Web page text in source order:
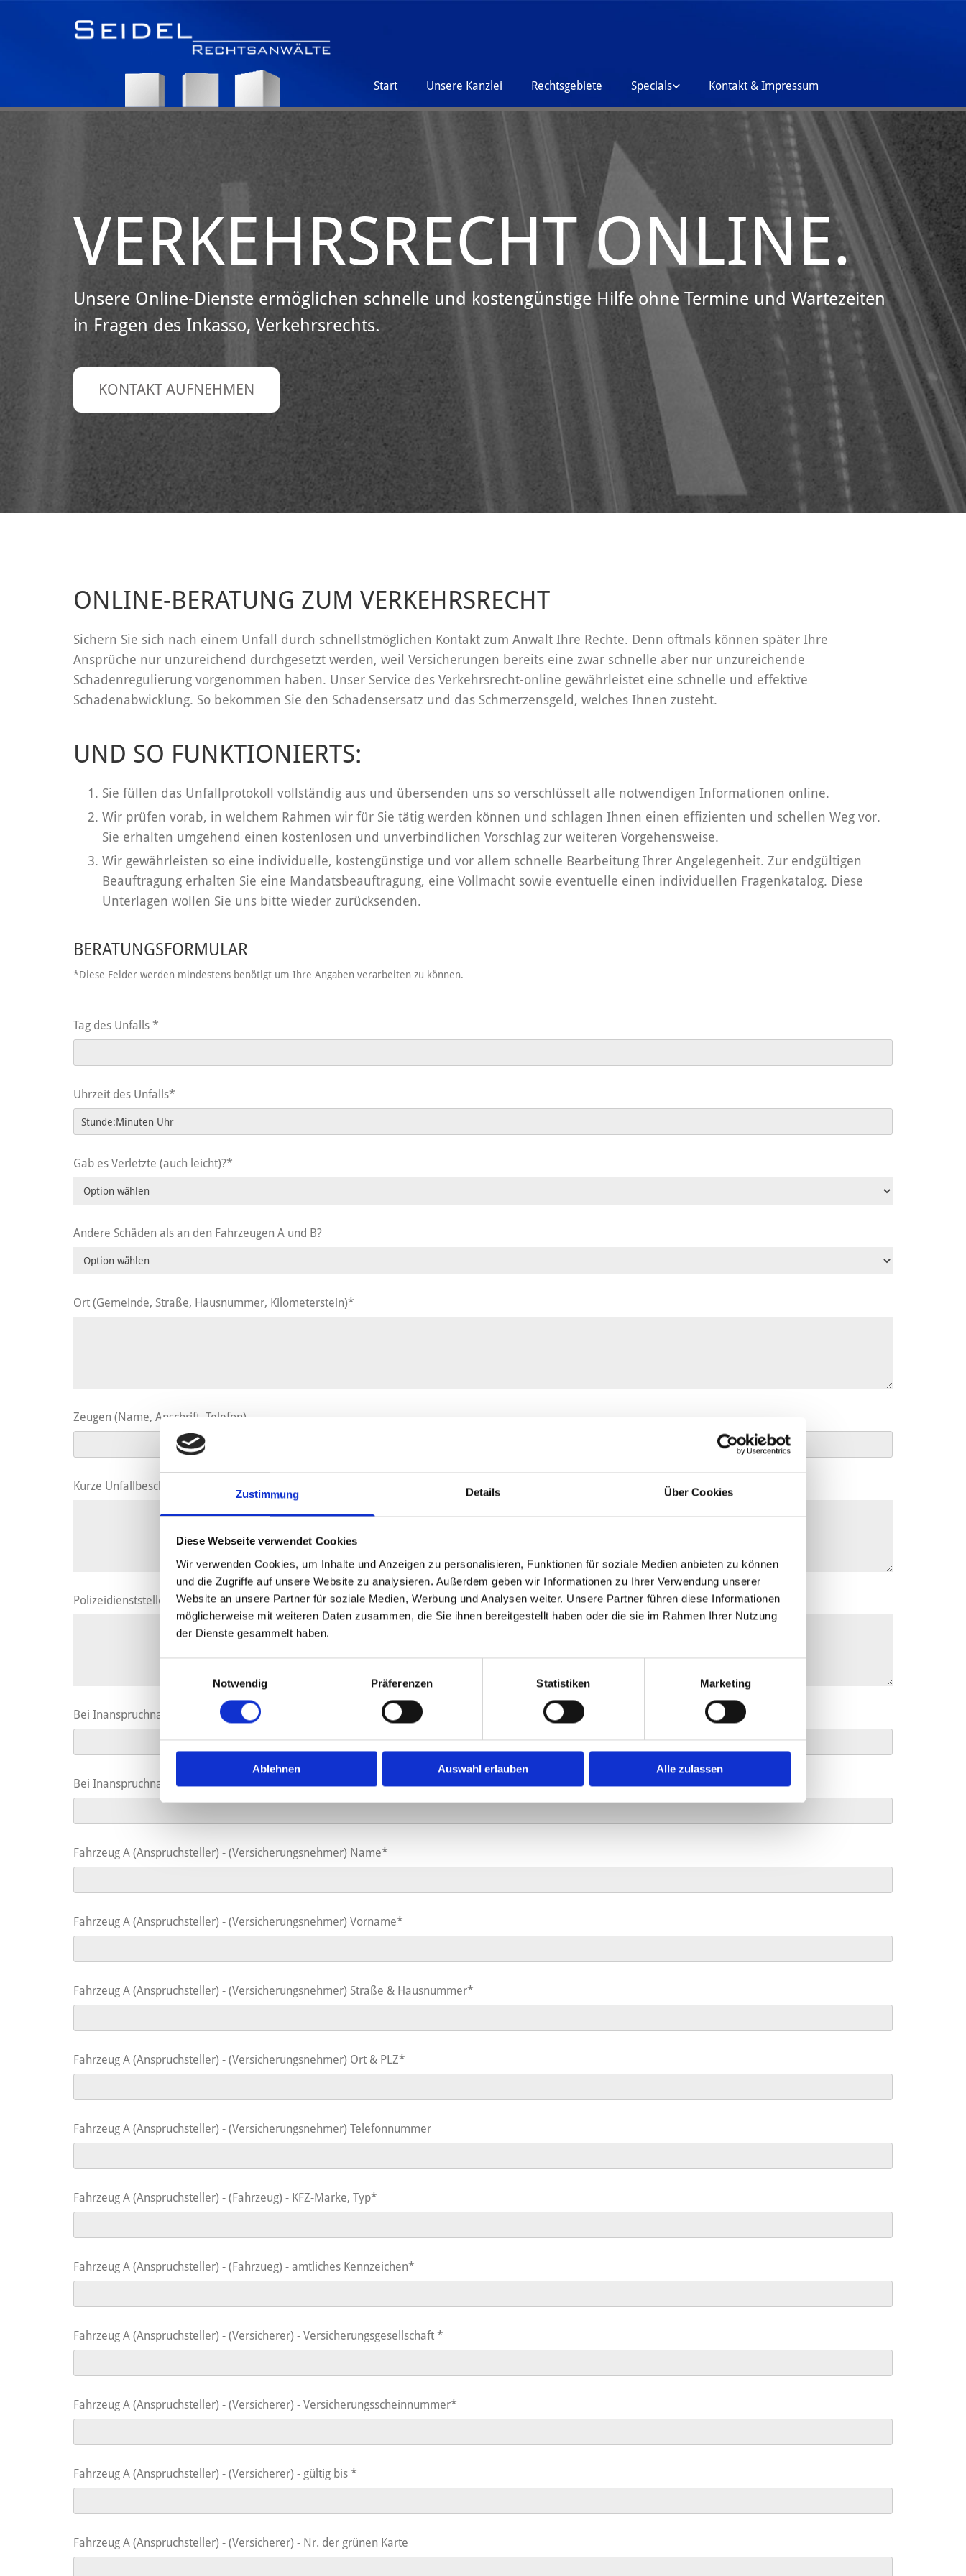
Zustimmung Details Über Cookies
Diese Webseite verwendet Cookies
Wir verwenden Cookies, um Inhalte und Anzeigen zu personalisieren, Funktionen für soziale Medien anbieten zu können
und die Zugriffe auf unsere Website zu analysieren. Außerdem geben wir Informationen zu Ihrer Verwendung unserer
Website an unsere Partner für soziale Medien, Werbung und Analysen weiter. Unsere Partner führen diese Informationen
möglicherweise mit weiteren Daten zusammen, die Sie ihnen bereitgestellt haben oder die sie im Rahmen Ihrer Nutzung
der Dienste gesammelt haben.
Notwendig
Präferenzen Statistiken Marketing
Ablehnen Auswahl erlauben Alle zulassen
Start Unsere Kanzlei Rechtsgebiete Specials Kontakt & Impressum
VERKEHRSRECHT ONLINE.
Unsere Online-Dienste ermöglichen schnelle und kostengünstige Hilfe ohne Termine und Wartezeiten
in Fragen des Inkasso, Verkehrsrechts.
KONTAKT AUFNEHMEN
ONLINE-BERATUNG ZUM VERKEHRSRECHT
Sichern Sie sich nach einem Unfall durch schnellstmöglichen Kontakt zum Anwalt Ihre Rechte. Denn oftmals können später Ihre
Ansprüche nur unzureichend durchgesetzt werden, weil Versicherungen bereits eine zwar schnelle aber nur unzureichende
Schadenregulierung vorgenommen haben. Unser Service des Verkehrsrecht-online gewährleistet eine schnelle und effektive
Schadenabwicklung. So bekommen Sie den Schadensersatz und das Schmerzensgeld, welches Ihnen zusteht.
UND SO FUNKTIONIERTS:
Sie füllen das Unfallprotokoll vollständig aus und übersenden uns so verschlüsselt alle notwendigen Informationen online.
Wir prüfen vorab, in welchem Rahmen wir für Sie tätig werden können und schlagen Ihnen einen effizienten und schellen Weg vor.
Sie erhalten umgehend einen kostenlosen und unverbindlichen Vorschlag zur weiteren Vorgehensweise.
Wir gewährleisten so eine individuelle, kostengünstige und vor allem schnelle Bearbeitung Ihrer Angelegenheit. Zur endgültigen
Beauftragung erhalten Sie eine Mandatsbeauftragung, eine Vollmacht sowie eventuelle einen individuellen Fragenkatalog. Diese
Unterlagen wollen Sie uns bitte wieder zurücksenden.
BERATUNGSFORMULAR
*Diese Felder werden mindestens benötigt um Ihre Angaben verarbeiten zu können.
Tag des Unfalls *
Uhrzeit des Unfalls*
Gab es Verletzte (auch leicht)?*
Andere Schäden als an den Fahrzeugen A und B?
Ort (Gemeinde, Straße, Hausnummer, Kilometerstein)*
Zeugen (Name, Anschrift, Telefon)
Kurze Unfallbeschreibung
Polizeidienststelle und polizeiliches Aktenzeichen
Bei Inanspruchnahme Ihrer Rechtschutzversicherung - Vertragsgesellschaft
Bei Inanspruchnahme Ihrer Rechtschutzversicherung - Vertragsgesscheinnummer
Fahrzeug A (Anspruchsteller) - (Versicherungsnehmer) Name*
Fahrzeug A (Anspruchsteller) - (Versicherungsnehmer) Vorname*
Fahrzeug A (Anspruchsteller) - (Versicherungsnehmer) Straße & Hausnummer*
Fahrzeug A (Anspruchsteller) - (Versicherungsnehmer) Ort & PLZ*
Fahrzeug A (Anspruchsteller) - (Versicherungsnehmer) Telefonnummer
Fahrzeug A (Anspruchsteller) - (Fahrzeug) - KFZ-Marke, Typ*
Fahrzeug A (Anspruchsteller) - (Fahrzueg) - amtliches Kennzeichen*
Fahrzeug A (Anspruchsteller) - (Versicherer) - Versicherungsgesellschaft *
Fahrzeug A (Anspruchsteller) - (Versicherer) - Versicherungsscheinnummer*
Fahrzeug A (Anspruchsteller) - (Versicherer) - gültig bis *
Fahrzeug A (Anspruchsteller) - (Versicherer) - Nr. der grünen Karte